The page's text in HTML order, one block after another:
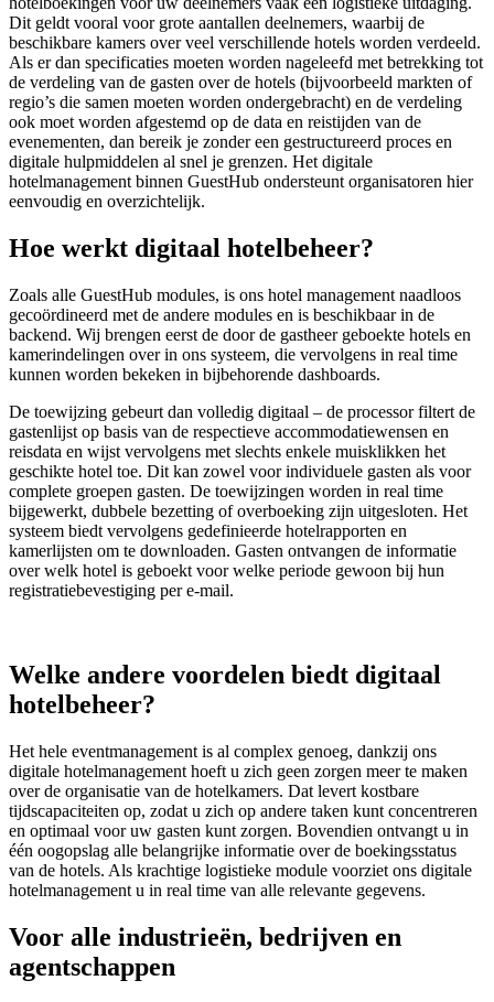
Dit geldt vooral voor grote aantallen deelnemers, waarbij de
beschikbare kamers over veel verschillende hotels worden verdeeld.
Als er dan specificaties moeten worden nageleefd met betrekking tot
de verdeling van de gasten over de hotels (bijvoorbeeld markten of
regio’s die samen moeten worden ondergebracht) en de verdeling
ook moet worden afgestemd op de data en reistijden van de
evenementen, dan bereik je zonder een gestructureerd proces en
digitale hulpmiddelen al snel je grenzen. Het digitale
hotelmanagement binnen GuestHub ondersteunt organisatoren hier
eenvoudig en overzichtelijk.
Hoe werkt digitaal hotelbeheer?
Zoals alle GuestHub modules, is ons hotel management naadloos
gecoördineerd met de andere modules en is beschikbaar in de
backend. Wij brengen eerst de door de gastheer geboekte hotels en
kamerindelingen over in ons systeem, die vervolgens in real time
kunnen worden bekeken in bijbehorende dashboards.
De toewijzing gebeurt dan volledig digitaal – de processor filtert de
gastenlijst op basis van de respectieve accommodatiewensen en
reisdata en wijst vervolgens met slechts enkele muisklikken het
geschikte hotel toe. Dit kan zowel voor individuele gasten als voor
complete groepen gasten. De toewijzingen worden in real time
bijgewerkt, dubbele bezetting of overboeking zijn uitgesloten. Het
systeem biedt vervolgens gedefinieerde hotelrapporten en
kamerlijsten om te downloaden. Gasten ontvangen de informatie
over welk hotel is geboekt voor welke periode gewoon bij hun
registratiebevestiging per e-mail.
Welke andere voordelen biedt digitaal
hotelbeheer?
Het hele eventmanagement is al complex genoeg, dankzij ons
digitale hotelmanagement hoeft u zich geen zorgen meer te maken
over de organisatie van de hotelkamers. Dat levert kostbare
tijdscapaciteiten op, zodat u zich op andere taken kunt concentreren
en optimaal voor uw gasten kunt zorgen. Bovendien ontvangt u in
één oogopslag alle belangrijke informatie over de boekingsstatus
van de hotels. Als krachtige logistieke module voorziet ons digitale
hotelmanagement u in real time van alle relevante gegevens.
Voor alle industrieën, bedrijven en
agentschappen